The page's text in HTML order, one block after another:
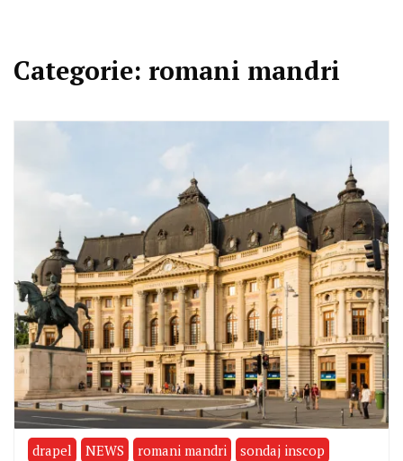
Categorie: romani mandri
drapel NEWS romani mandri
sondaj inscop